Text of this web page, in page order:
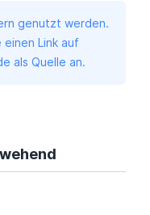
genutzt werden.
Link auf
als Quelle an.